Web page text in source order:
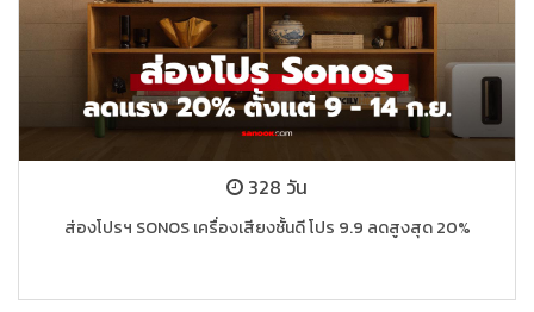
328 วัน
ส่องโปรฯ SONOS เครื่องเสียงชั้นดี โปร 9.9 ลดสูงสุด 20%